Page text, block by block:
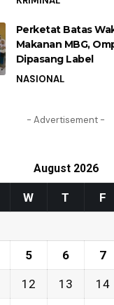
Perketat Batas
Makanan MBG,
Dipasang Label
NASIONAL
- Advertisement -
August 2026
W T F
5 6 7
12 13 14